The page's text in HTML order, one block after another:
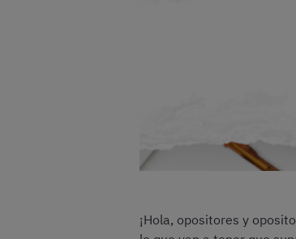
¡Hola, opositores y